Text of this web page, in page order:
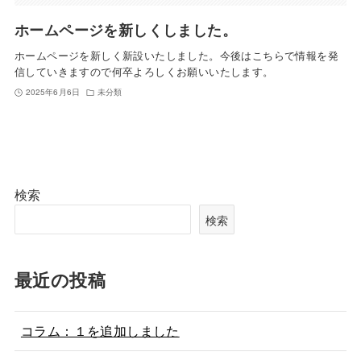
ホームページを新しくしました。
ホームページを新しく新設いたしました。今後はこちらで情報を発
信していきますので何卒よろしくお願いいたします。
2025年6月6日 未分類
検索
検索
最近の投稿
コラム：１を追加しました